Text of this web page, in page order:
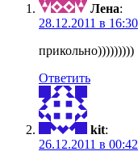
Лена:
28.12.2011 в 16:30
прикольно)))))))))
Ответить
kit:
26.12.2011 в 00:42